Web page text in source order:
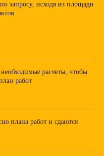
запросу, исходя из площади
расчеты, чтобы
работ
плана работ и сдаются